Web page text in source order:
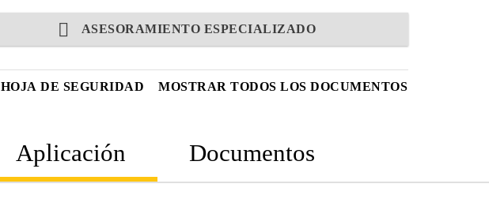
ASESORAMIENTO ESPECIALIZADO
HOJA DE SEGURIDAD MOSTRAR TODOS LOS DOCUMENTOS
Aplicación Documentos